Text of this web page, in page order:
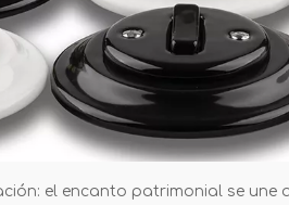
el encanto patrimonial se une